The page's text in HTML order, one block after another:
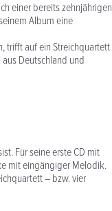
einer bereits zehnjährigen
Album eine
trifft auf ein Streichquartett
Deutschland und
Für seine erste CD mit
mit eingängiger Melodik.
– bzw. vier